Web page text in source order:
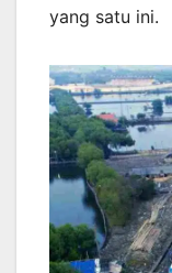
yang satu ini.